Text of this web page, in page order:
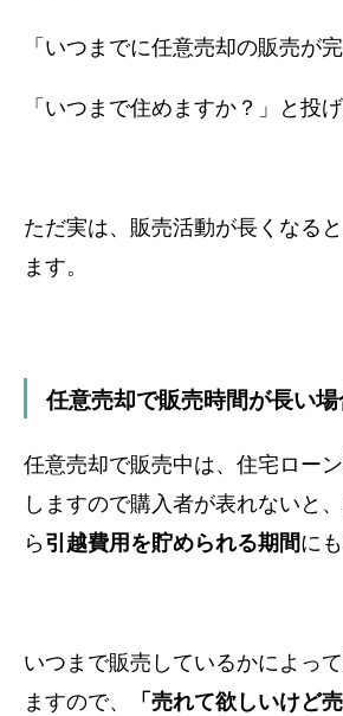
「いつまでに任意売却の販売が
「いつまで住めますか？」と投
ただ実は、販売活動が長くなる
ます。
任意売却で販売時間が長い
任意売却で販売中は、 住宅ロー
しますので購入者が表れないと、
ら引越費用を貯められる期間に
いつまで販売しているかによっ
ますので、
「売れて欲しいけど